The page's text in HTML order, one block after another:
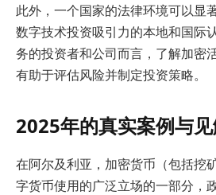
此外，一个国家的法律环境可以显
数字技术投资吸引力的本地和国际
务的投资者和公司而言，了解加密
有助于评估风险并制定投资策略。
2025年的真实案例与
在阿尔及利亚，加密货币（包括挖
字货币使用的广泛立场的一部分，